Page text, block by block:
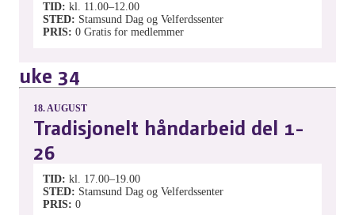
TID kl. 11.00–12.00
STED
Stamsund Dag og Velferdssenter
PRIS 0 Gratis for medlemmer
uke 34
18.AUGUST
Tradisjonelt håndarbeid del 1-
26
TID kl. 17.00–19.00
STED
Stamsund Dag og Velferdssenter
PRIS 0